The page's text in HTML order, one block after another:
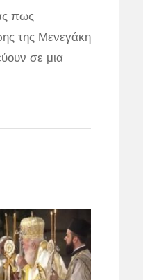
πως
της Μενεγάκη
σε μια
τεχνικός σε
το πούμε,